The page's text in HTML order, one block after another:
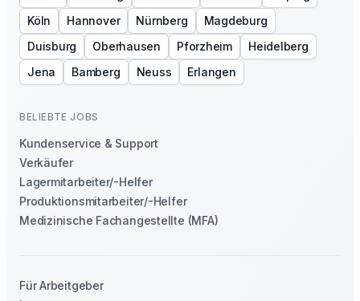
Köln
Hannover Nürnberg
Magdeburg
Duisburg
Oberhausen Pforzheim
Heidelberg
Jena
Bamberg Neuss Erlangen
BELIEBTE JOBS
Kundenservice & Support
Verkäufer
Lagermitarbeiter/-Helfer
Produktionsmitarbeiter/-Helfer
Medizinische Fachangestellte (MFA)
Für Arbeitgeber